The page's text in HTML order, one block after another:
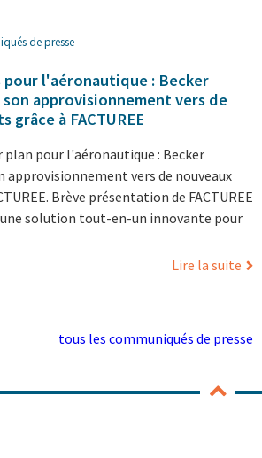
de presse
pour l'aéronautique : Becker
approvisionnement vers de
grâce à FACTUREE
plan pour l'aéronautique : Becker
approvisionnement vers de nouveaux
Brève présentation de FACTUREE
une solution tout-en-un innovante pour
Lire la suite
tous les communiqués de presse